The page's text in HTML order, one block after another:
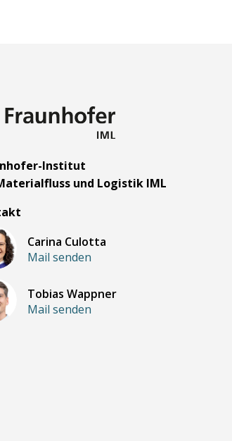
Institut
und Logistik IML
Carina Culotta
Mail senden
Tobias Wappner
Mail senden